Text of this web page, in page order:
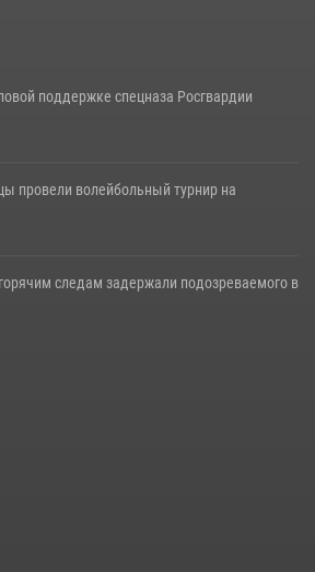
поддержке спецназа Росгвардии
провели волейбольный турнир на
следам задержали подозреваемого в